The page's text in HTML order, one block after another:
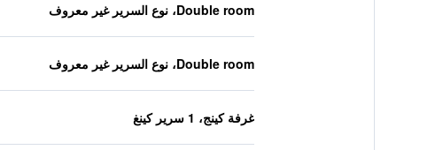
Double room، نوع السرير غير معروف
Double room، نوع السرير غير معروف
غرفة كينج، 1 سرير كينغ